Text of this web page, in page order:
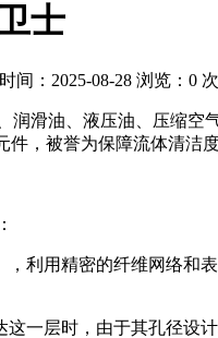
士
间：2025-08-28 浏览： 0 次
滑油、液压油、压缩
，被誉为保障流体清洁度
利用精密的纤维网络和
这一层时，由于其孔径设